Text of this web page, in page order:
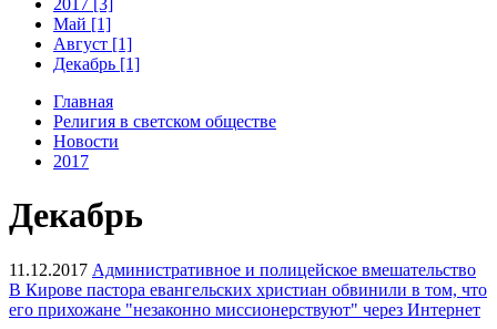
2017 [3]
Май [1]
Август [1]
Декабрь [1]
Главная
Религия в светском обществе
Новости
2017
Декабрь
11.12.2017 Административное и полицейское вмешательство
В Кирове пастора евангельских христиан обвинили в том, что
его прихожане "незаконно миссионерствуют" через Интернет